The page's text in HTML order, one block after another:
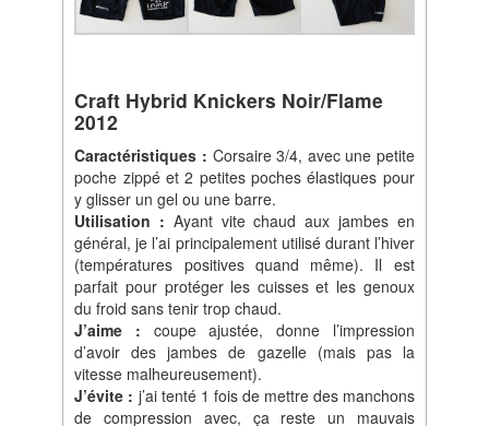
Craft Hybrid Knickers Noir/Flame
2012
Caractéristiques : Corsaire 3/4, avec une petite
poche zippé et 2 petites poches élastiques pour
y glisser un gel ou une barre.
Utilisation : Ayant vite chaud aux jambes en
général, je l’ai principalement utilisé durant l’hiver
(températures positives quand même). Il est
parfait pour protéger les cuisses et les genoux
du froid sans tenir trop chaud.
J’aime : coupe ajustée, donne l’impression
d’avoir des jambes de gazelle (mais pas la
vitesse malheureusement).
J’évite : j’ai tenté 1 fois de mettre des manchons
de compression avec, ça reste un mauvais